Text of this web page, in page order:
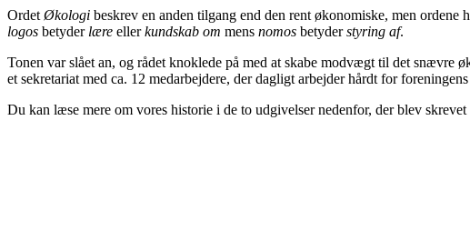
Ordet Økologi beskrev en anden tilgang end den rent økonomiske, men ordene
logos betyder lære ellerkundskab om mens nomos betyderstyring af.
Tonen var slået an, og rådet knoklede på med at skabe modvægt til det snævre
et sekretariat med ca. 12 medarbejdere, der dagligt arbejder hårdt for
Du kan læse mere om vores historie i de to udgivelser nedenfor, der blev